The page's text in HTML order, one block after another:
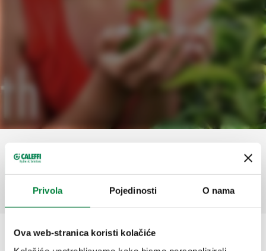
Privola Pojedinosti O nama
Ova web-stranica koristi kolačiće
Datum
28 Svibanj 2014
New branch in Poland